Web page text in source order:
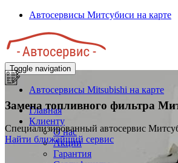
Перейти
основному
содержанию
Автосервисы Митсубиси на карте
Toggle navigation
Автосервисы Mitsubishi на карте
Главная
Клиенту
О нас
Акции
Гарантия
Замена топливного фильтра
Специализированный автосервис
Найти ближайший сервис